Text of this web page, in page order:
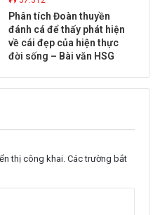
Phân tích Đoàn thuyền
đánh cá để thấy phát hiện
về cái đẹp của hiện thực
đời sống – Bài văn HSG
thị công khai. Các trường bắt